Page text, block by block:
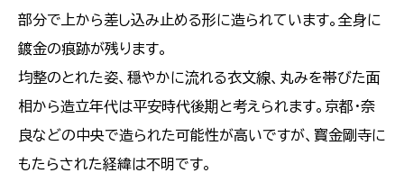
部分で上から差し込み止める形に造られています。全身に
鍍金の痕跡が残ります。
均整のとれた姿、穏やかに流れる衣文線、丸みを帯びた面
相から造立年代は平安時代後期と考えられます。京都・奈
良などの中央で造られた可能性が高いですが、寳金剛寺に
もたらされた経緯は不明です。